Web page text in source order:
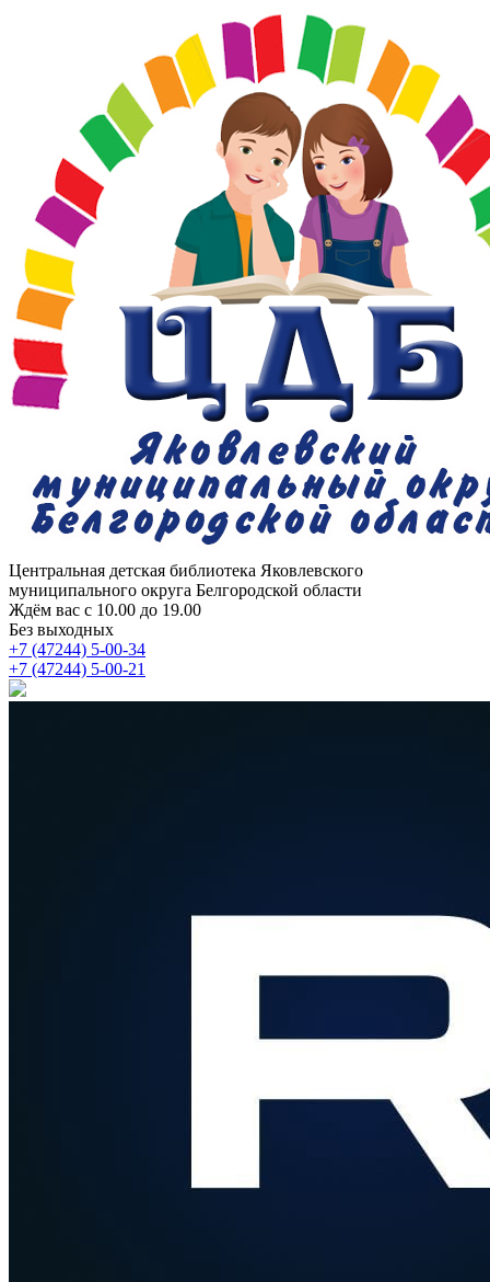
Центральная детская библиотека Яковлевского
муниципального округа Белгородской области
Ждём вас с 10.00 до 19.00
Без выходных
+7 (47244) 5-00-34
+7 (47244) 5-00-21